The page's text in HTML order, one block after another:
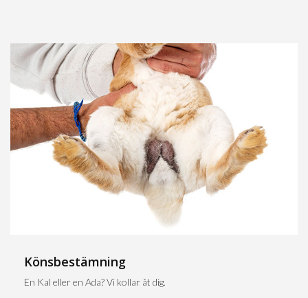
Könsbestämning
En Kal eller en Ada? Vi kollar åt dig.